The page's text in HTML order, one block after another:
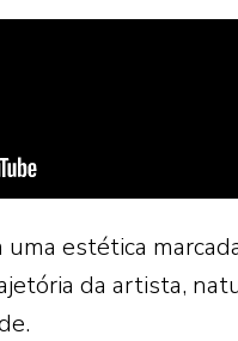
uma estética
da artista,